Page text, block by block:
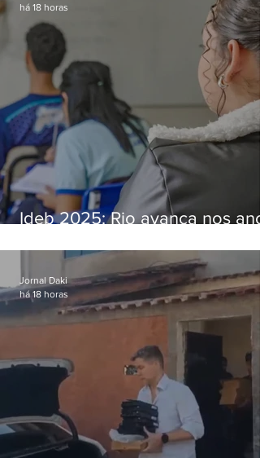
Ideb 2025: Rio avança nos
nacional
há 18 horas
Jornal Daki
há 18 horas